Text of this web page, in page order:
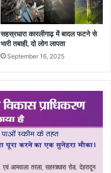
सहस्रधारा कारलीगाढ़ में बादल फटने से
भारी तबाही, दो लोग लापता
September 16, 2025